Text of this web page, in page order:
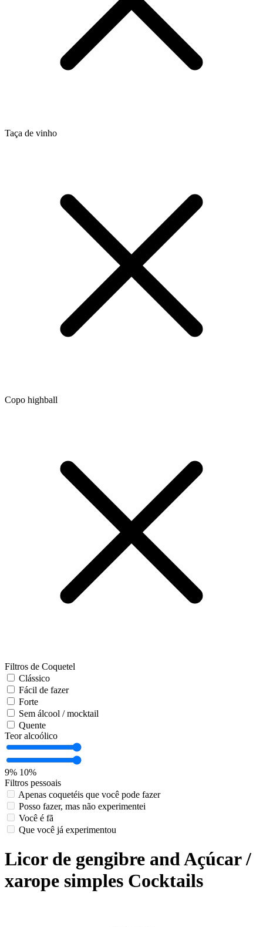
Taça de vinho
Copo highball
Filtros de Coquetel
Clássico
Fácil de fazer
Forte
Sem álcool / mocktail
Quente
Teor alcoólico
9% 10%
Filtros pessoais
Apenas coquetéis que você pode fazer
Posso fazer, mas não experimentei
Você é fã
Que você já experimentou
Licor de gengibre and Açúcar /
xarope simples Cocktails